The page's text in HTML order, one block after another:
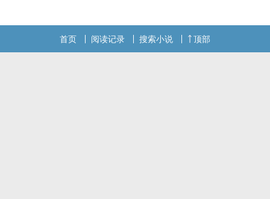
首页 阅读记录 搜索小说 顶部